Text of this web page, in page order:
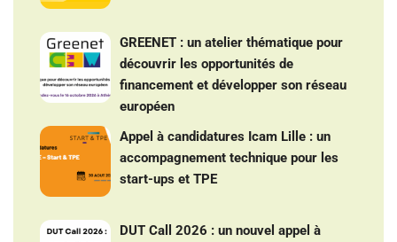
GREENET : un atelier thématique pour
découvrir les opportunités de
financement et développer son réseau
européen
Appel à candidatures Icam Lille : un
accompagnement technique pour les
start-ups et TPE
DUT Call 2026 : un nouvel appel à